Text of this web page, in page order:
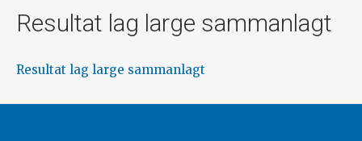
Resultat lag large sammanlagt
Resultat lag large sammanlagt